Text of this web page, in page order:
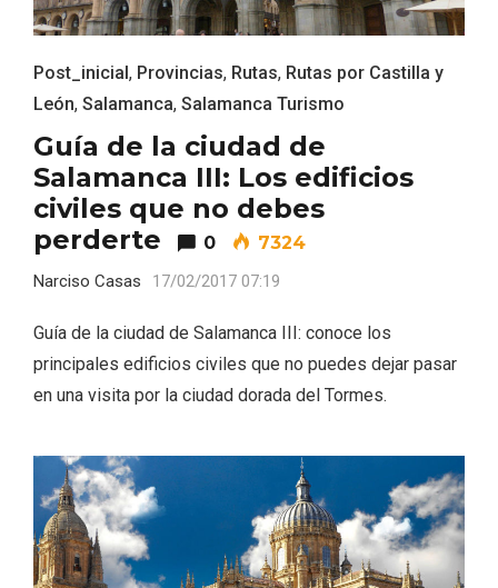
Post_inicial, Provincias, Rutas, Rutas por Castilla y
León, Salamanca, Salamanca Turismo
Guía de la ciudad de
Salamanca III: Los edificios
civiles que no debes
perderte
0 7324
Narciso Casas 17/02/2017 07:19
Guía de la ciudad de Salamanca III: conoce los
principales edificios civiles que no puedes dejar pasar
en una visita por la ciudad dorada del Tormes.
La zonificación como recurso turístico
de la Ruta del Vino de Rueda